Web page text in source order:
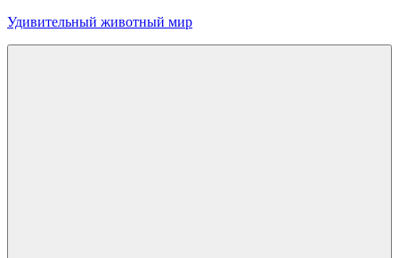
Перейти
Удивительный животный мир